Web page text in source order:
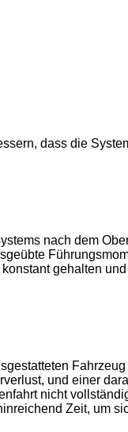
dass die
nach dem
gehalten
und einer
nicht
Zeit, um